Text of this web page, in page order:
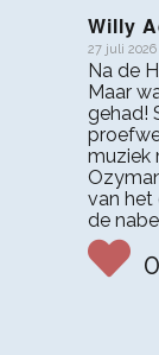
Willy
zegt:
27 juli 2026
Na de
Maar
gehad!
muziek
van het
de
0